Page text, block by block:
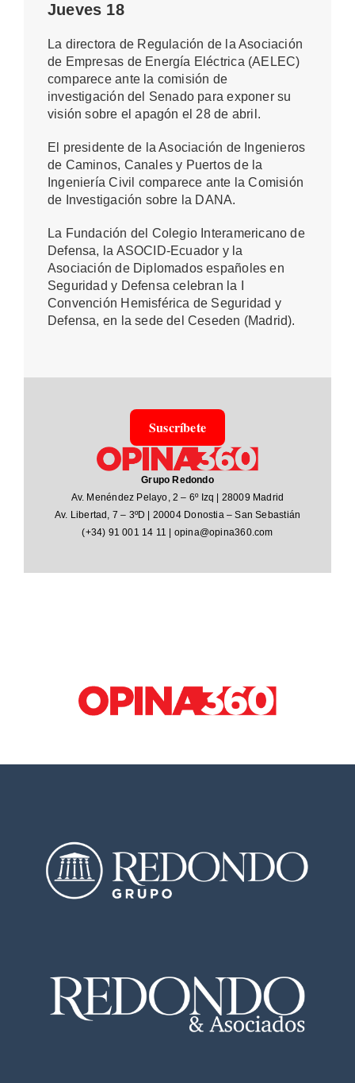
Jueves 18
La directora de Regulación de la Asociación
de Empresas de Energía Eléctrica (AELEC)
comparece ante la comisión de
investigación del Senado para exponer su
visión sobre el apagón el 28 de abril.
El presidente de la Asociación de Ingenieros
de Caminos, Canales y Puertos de la
Ingeniería Civil comparece ante la Comisión
de Investigación sobre la DANA.
La Fundación del Colegio Interamericano de
Defensa, la ASOCID-Ecuador y la
Asociación de Diplomados españoles en
Seguridad y Defensa celebran la I
Convención Hemisférica de Seguridad y
Defensa, en la sede del Ceseden (Madrid).
Suscríbete
Grupo Redondo
Av. Menéndez Pelayo, 2 – 6º Izq | 28009 Madrid
Av. Libertad, 7 – 3ºD | 20004 Donostia – San Sebastián
(+34) 91 001 14 11 | opina@opina360.com